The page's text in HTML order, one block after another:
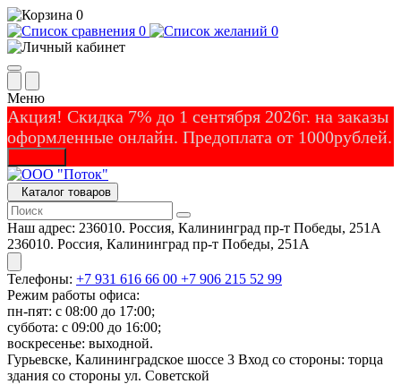
0
0
0
Меню
Акция! Скидка 7% до 1 сентября 2026г. на заказы
оформленные онлайн. Предоплата от 1000рублей.
Каталог товаров
Наш адрес: 236010. Россия, Калининград пр-т Победы, 251А
236010. Россия, Калининград пр-т Победы, 251А
Телефоны: +7 931 616 66 00 +7 906 215 52 99
Режим работы офиса:
пн-пят: с 08:00 до 17:00;
суббота: с 09:00 до 16:00;
воскресенье: выходной.
Гурьевске, Калининградское шоссе 3 Вход со стороны: торца
здания со стороны ул. Советской